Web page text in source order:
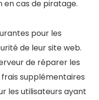
cas de piratage.
pour les
de leur site web.
de réparer les
supplémentaires
les utilisateurs ayant